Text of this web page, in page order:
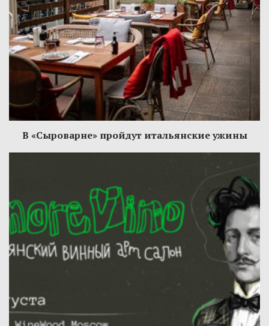
В «Сыроварне» пройдут итальянские ужины